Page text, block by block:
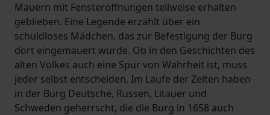
Mauern mit Fensteröffnungen teilweise erhalten
geblieben. Eine Legende erzählt über ein
schuldloses Mädchen, das zur Befestigung der Burg
dort eingemauert wurde. Ob in den Geschichten des
alten Volkes auch eine Spur von Wahrheit ist, muss
jeder selbst entscheiden. Im Laufe der Zeiten haben
in der Burg Deutsche, Russen, Litauer und
Schweden geherrscht, die die Burg in 1658 auch